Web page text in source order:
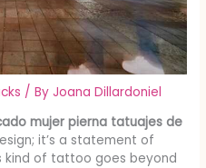
/ ByJoana Dillardoniel
mujer pierna tatuajes de
it’s a statement of
kind of tattoo goes beyond